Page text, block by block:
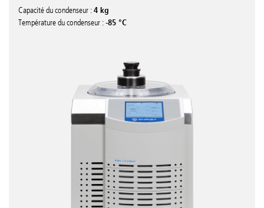
Capacité du condenseur :4 kg
Température du condenseur :-85 °C